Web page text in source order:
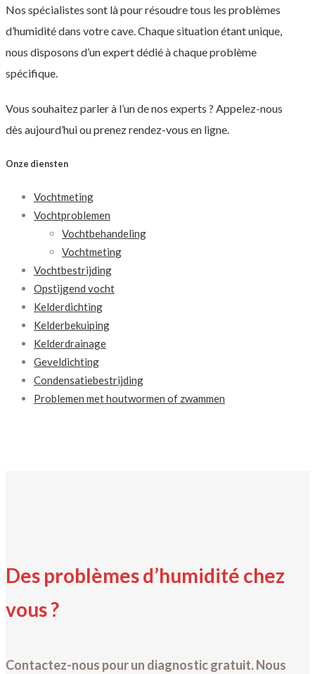
Nos spécialistes sont là pour résoudre tous les problèmes
d’humidité dans votre cave. Chaque situation étant unique,
nous disposons d’un expert dédié à chaque problème
spécifique.
Vous souhaitez parler à l’un de nos experts ? Appelez-nous
dès aujourd’hui ou prenez rendez-vous en ligne.
Onze diensten
Vochtmeting
Vochtproblemen
Vochtbehandeling
Vochtmeting
Vochtbestrijding
Opstijgend vocht
Kelderdichting
Kelderbekuiping
Kelderdrainage
Geveldichting
Condensatiebestrijding
Problemen met houtwormen of zwammen
Des problèmes d’humidité chez
vous ?
Contactez-nous pour un diagnostic gratuit. Nous